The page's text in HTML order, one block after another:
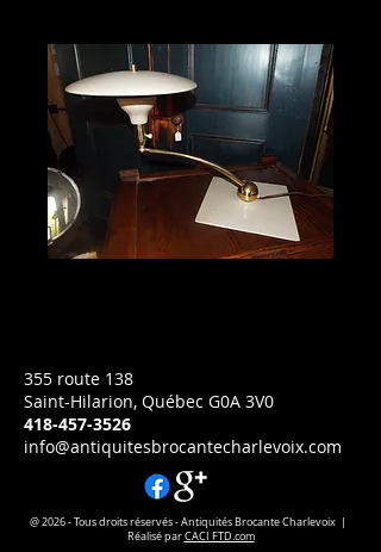
355 route 138
Saint-Hilarion, Québec G0A 3V0
418-457-3526
info@antiquitesbrocantecharlevoix.com
@ 2026 - Tous droits réservés - Antiquités Brocante Charlevoix |
Réalisé parCACI FTD.com